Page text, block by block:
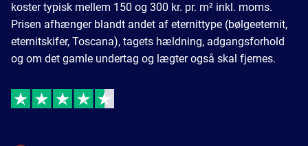
koster typisk mellem 150 og 300 kr. pr. m² inkl. moms.
Prisen afhænger blandt andet af eternittype (bølgeeternit,
eternitskifer, Toscana), tagets hældning, adgangsforhold
og om det gamle undertag og lægter også skal fjernes.